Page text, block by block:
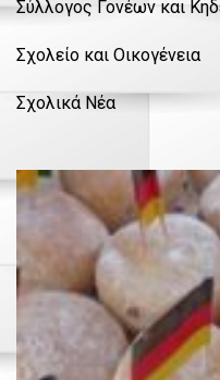
Σύλλογος Γονέων και
Σχολείο και Οικογένεια
Σχολικά Νέα